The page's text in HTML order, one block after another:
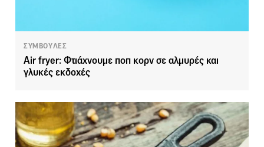
ΣΥΜΒΟΥΛΕΣ
Αir fryer: Φτιάχνουμε ποπ κορν σε αλμυρές και
γλυκές εκδοχές